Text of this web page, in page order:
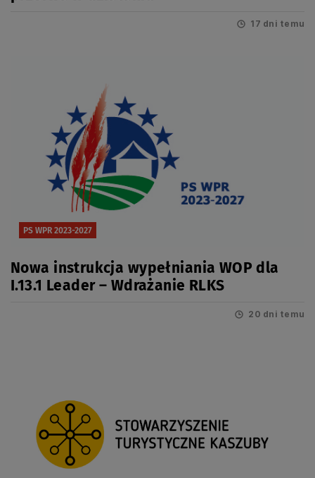
17 dni temu
PS WPR 2023-2027
Nowa instrukcja wypełniania WOP dla
I.13.1 Leader – Wdrażanie RLKS
20 dni temu